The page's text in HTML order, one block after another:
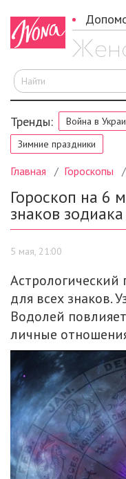
Тренды: Война в
Зимние праздники
Главная Гороскопы
Гороскоп на 6
знаков зодиака
5 мая, 21:00
Астрологический
для всех знаков.
Водолей
личные